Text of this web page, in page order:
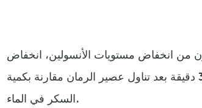
من انخفاض مستويات الأنسولين، انخفاض
"ملحوظ" في مستوى الجلوكوز عند 15 دقيقة و30 دقيقة بعد تناول عصير الرمان مقارنة بكمية
السكر في الماء.